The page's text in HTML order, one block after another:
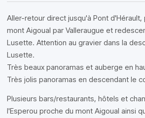
Aller-retour direct jusqu'à Pont d'Hérault,
mont Aigoual par Valleraugue et
Lusette. Attention au gravier dans la
Lusette.
Très beaux panoramas et auberge en
Très jolis panoramas en descendant le
Plusieurs bars/restaurants, hôtels et
l'Esperou proche du mont Aigoual ainsi